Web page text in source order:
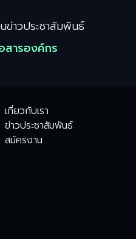
าวประชาสัมพันธ์
ารองค์กร
เกี่ยวกับเรา
ข่าวประชาสัมพันธ์
สมัครงาน